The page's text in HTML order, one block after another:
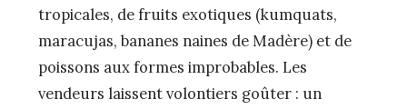
tropicales, de fruits exotiques (kumquats,
maracujas, bananes naines de Madère) et de
poissons aux formes improbables. Les
vendeurs laissent volontiers goûter : un